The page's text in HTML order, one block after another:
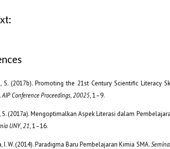
S. (2017b). Promoting the 21st Century Scientific Literacy
AIP Conference Proceedings,20025, 1–9.
S. (2017a). Mengoptimalkan Aspek Literasi dalam
UNY,21, 1–16.
I. W. (2014). Paradigma Baru Pembelajaran Kimia SMA.